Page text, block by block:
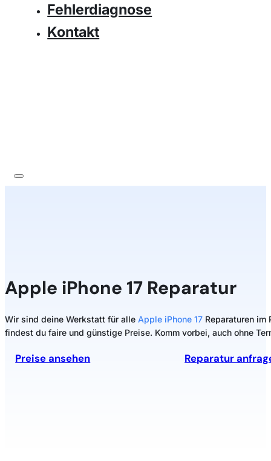
Fehlerdiagnose
Kontakt
Apple iPhone 17 Reparatur
Wir sind deine Werkstatt für alle Apple iPhone 17 Reparaturen im
findest du faire und günstige Preise. Komm vorbei, auch ohne
Preise ansehen Reparatur